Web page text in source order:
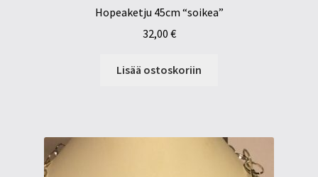
Hopeaketju 45cm “soikea”
32,00 €
Lisää ostoskoriin